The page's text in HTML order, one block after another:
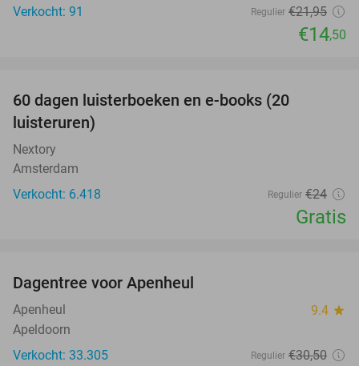
Verkocht: 91
Regulier €21,95
€14,50
60 dagen luisterboeken en e-books (20
luisteruren)
Nextory
Amsterdam
Verkocht: 6.418
Regulier €24
Gratis
Dagentree voor Apenheul
Apenheul 9.4 star
Apeldoorn
Verkocht: 33.305
Regulier €30,50